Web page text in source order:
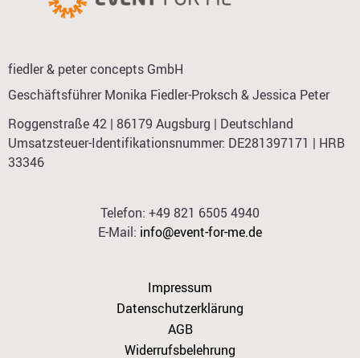
fiedler & peter concepts GmbH
Geschäftsführer Monika Fiedler-Proksch & Jessica Peter
Roggenstraße 42 | 86179 Augsburg | Deutschland
Umsatzsteuer-Identifikationsnummer: DE281397171 | HRB
33346
Telefon: +49 821 6505 4940
E-Mail: info@event-for-me.de
Impressum
Datenschutzerklärung
AGB
Widerrufsbelehrung